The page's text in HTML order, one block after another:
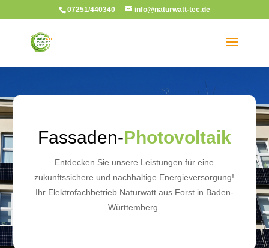
07251/440340 info@naturwatt-tec.de
Fassaden-Photovoltaik
Entdecken Sie unsere Leistungen für eine
zukunftssichere und nachhaltige Energieversorgung!
Ihr Elektrofachbetrieb Naturwatt aus Forst in Baden-
Württemberg.